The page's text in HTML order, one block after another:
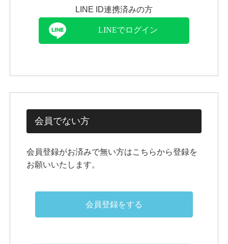
LINE ID連携済みの方
LINEでログイン
会員でない方
会員登録がお済みで無い方はこちらから登録を
お願いいたします。
会員登録をする